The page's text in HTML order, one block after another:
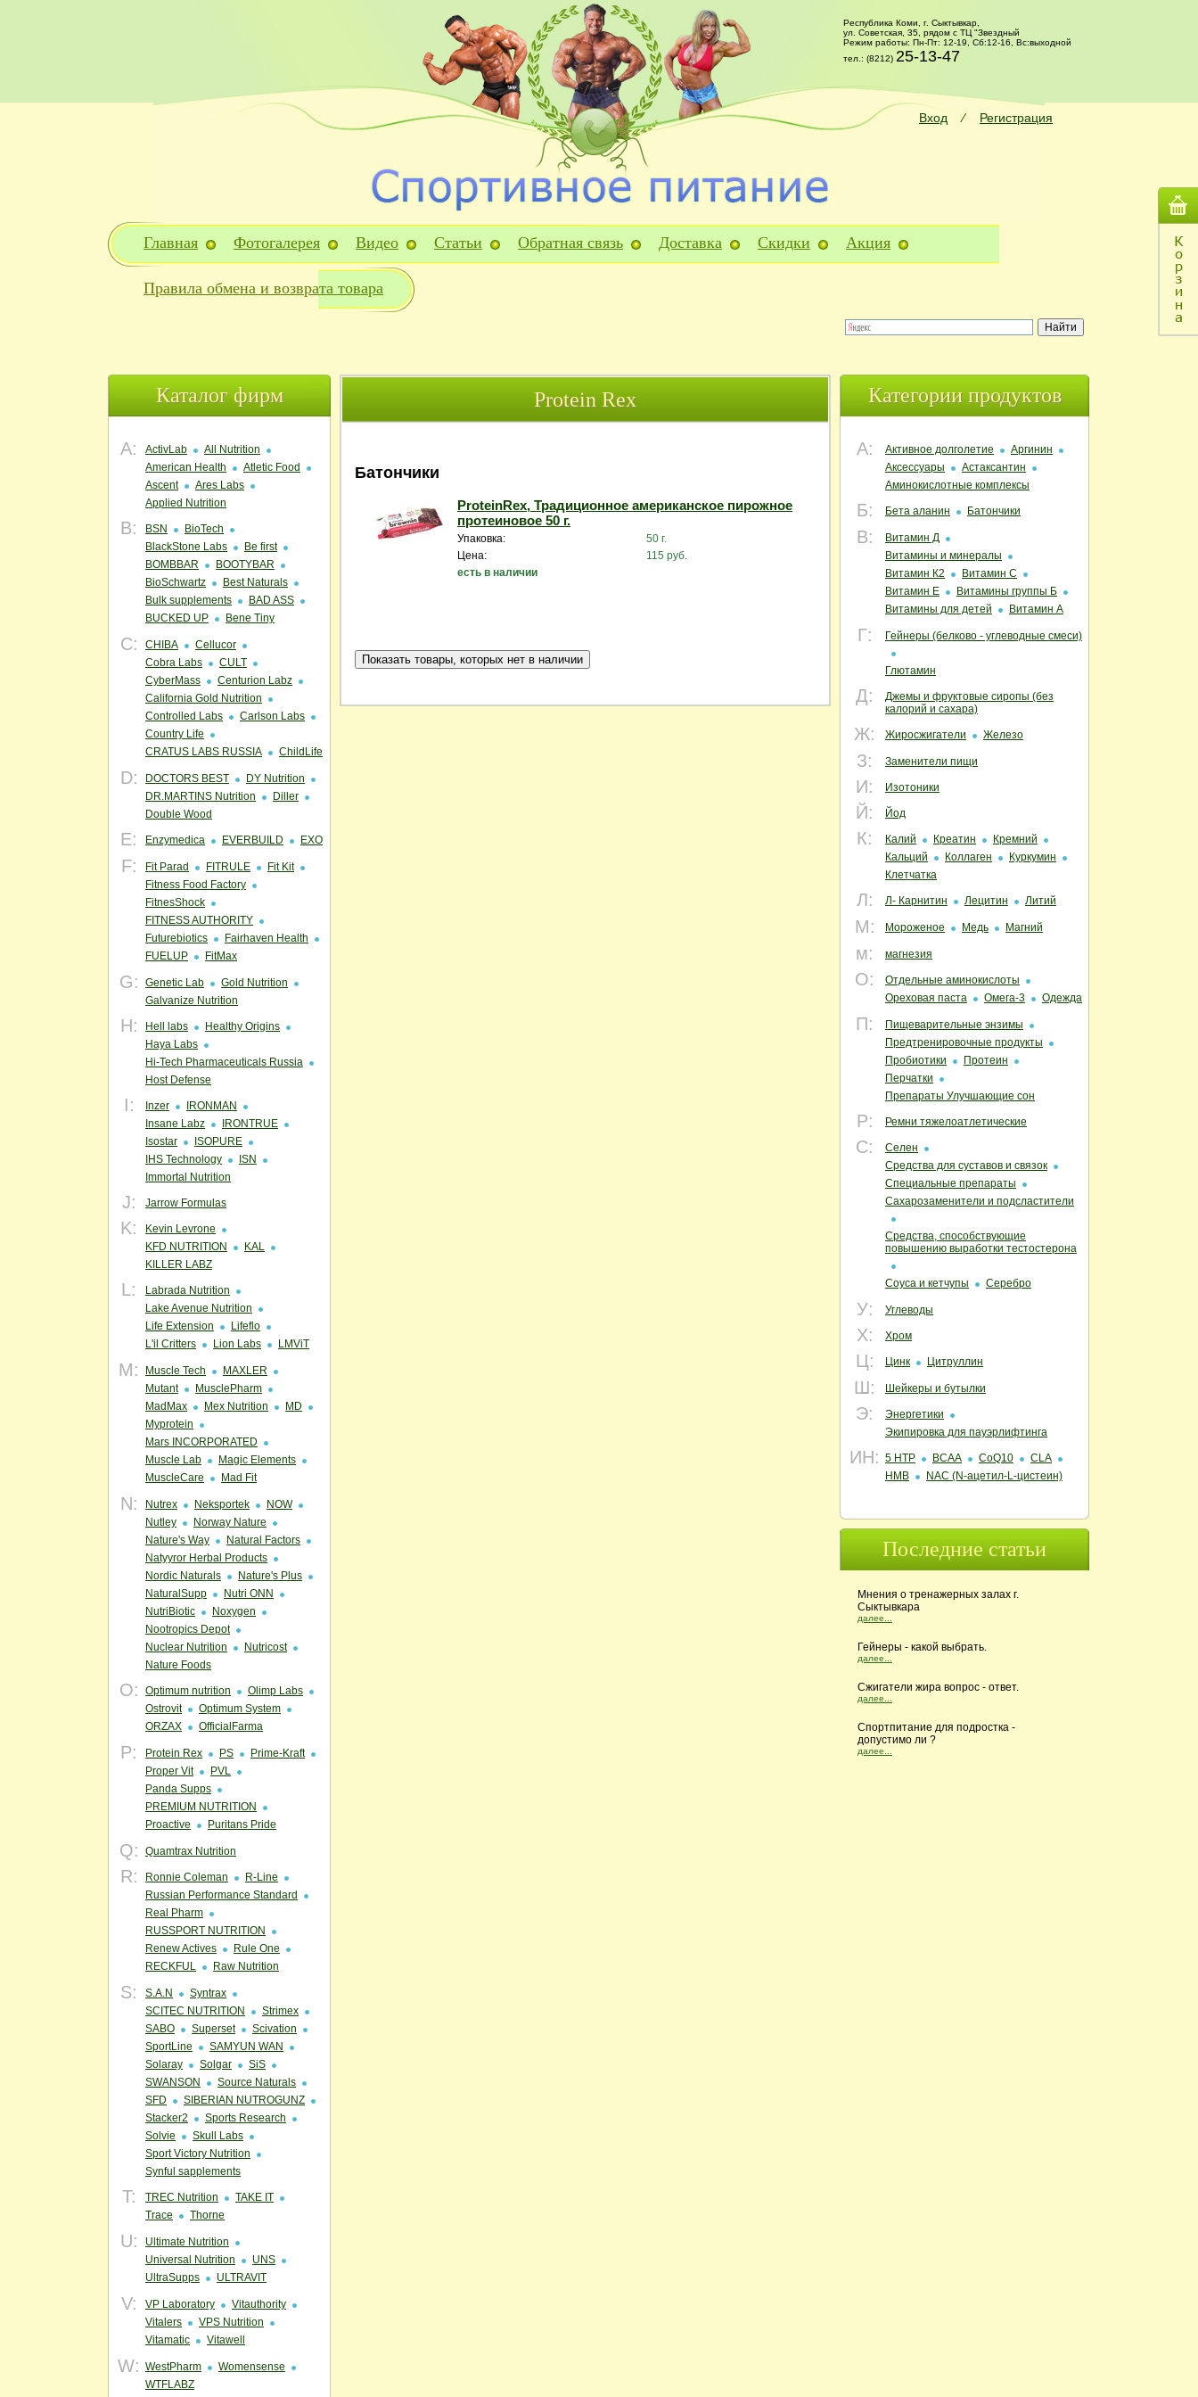
Республика Коми, г. Сыктывкар,
ул. Советская, 35, рядом с ТЦ "Звездный
Режим работы: Пн-Пт: 12-19, Сб:12-16, Вс:выходной
тел.: (8212) 25-13-47
Вход ⁄ Регистрация
Главная Фотогалерея Видео Статьи Обратная связь Доставка Скидки Акция
Правила обмена и возврата товара
Каталог фирм
A: ActivLab
All Nutrition
American Health
Atletic Food
Ascent
Ares Labs
Applied Nutrition
B: BSN
BioTech
BlackStone Labs
Be first
BOMBBAR
BOOTYBAR
BioSchwartz
Best Naturals
Bulk supplements
BAD ASS
BUCKED UP
Bene Tiny
C: CHIBA
Cellucor
Cobra Labs
CULT
CyberMass
Centurion Labz
California Gold Nutrition
Controlled Labs
Carlson Labs
Country Life
CRATUS LABS RUSSIA
ChildLife
D: DOCTORS BEST
DY Nutrition
DR.MARTINS Nutrition
Diller
Double Wood
E: Enzymedica EVERBUILD EXO
F: Fit Parad FITRULE
Fit Kit
Fitness Food Factory
FitnesShock
FITNESS AUTHORITY
Futurebiotics
Fairhaven Health
FUELUP
FitMax
G: Genetic Lab
Gold Nutrition
Galvanize Nutrition
H: Hell labs
Healthy Origins
Haya Labs
Hi-Tech Pharmaceuticals Russia
Host Defense
I: Inzer
IRONMAN
Insane Labz
IRONTRUE
Isostar
ISOPURE
IHS Technology
ISN
Immortal Nutrition
J: Jarrow Formulas
K:
Kevin Levrone
KFD NUTRITION
KAL
KILLER LABZ
L:
Labrada Nutrition
Lake Avenue Nutrition
Life Extension
Lifeflo
L'il Critters
Lion Labs LMViT
M: Muscle Tech
MAXLER
Mutant
MusclePharm
MadMax
Mex Nutrition
MD
Myprotein
Mars INCORPORATED
Muscle Lab
Magic Elements
MuscleCare
Mad Fit
N: Nutrex Neksportek
NOW
Nutley
Norway Nature
Nature's Way
Natural Factors
Natyyror Herbal Products
Nordic Naturals
Nature's Plus
NaturalSupp
Nutri ONN
NutriBiotic
Noxygen
Nootropics Depot
Nuclear Nutrition
Nutricost
Nature Foods
O: Optimum nutrition
Olimp Labs
Ostrovit
Optimum System
ORZAX
OfficialFarma
P: Protein Rex PS
Prime-Kraft
Proper Vit
PVL
Panda Supps
PREMIUM NUTRITION
Proactive
Puritans Pride
Q: Quamtrax Nutrition
R: Ronnie Coleman
R-Line
Russian Performance Standard
Real Pharm
RUSSPORT NUTRITION
Renew Actives
Rule One
RECKFUL
Raw Nutrition
S: S.A.N
Syntrax
SCITEC NUTRITION
Strimex
SABO
Superset
Scivation
SportLine
SAMYUN WAN
Solaray
Solgar
SiS
SWANSON
Source Naturals
SFD
SIBERIAN NUTROGUNZ
Stacker2
Sports Research
Solvie
Skull Labs
Sport Victory Nutrition
Synful sapplements
T: TREC Nutrition
TAKE IT
Trace
Thorne
U:
Ultimate Nutrition
Universal Nutrition
UNS
UltraSupps
ULTRAVIT
V: VP Laboratory
Vitauthority
Vitalers
VPS Nutrition
Vitamatic
Vitawell
W: WestPharm
Womensense
WTFLABZ
Protein Rex
Батончики
ProteinRex, Традиционное американское пирожное
протеиновое 50 г.
Упаковка:
50 г.
Цена:
115 руб.
есть в наличии
Категории продуктов
А: Активное долголетие
Аргинин
Аксессуары
Астаксантин
Аминокислотные комплексы
Б: Бета аланин Батончики
В:
Витамин Д
Витамины и минералы
Витамин К2
Витамин С
Витамин Е
Витамины группы Б
Витамины для детей
Витамин А
Г: Гейнеры (белково - углеводные смеси)
Глютамин
Д:
Джемы и фруктовые сиропы (без
калорий и сахара)
Ж: Жиросжигатели Железо
З: Заменители пищи
И: Изотоники
Й: Йод
К: Калий Креатин
Кремний
Кальций
Коллаген
Куркумин
Клетчатка
Л: Л- Карнитин Лецитин Литий
М: Мороженое Медь Магний
м: магнезия
О:
Отдельные аминокислоты
Ореховая паста
Омега-3 Одежда
П:
Пищеварительные энзимы
Предтренировочные продукты
Пробиотики
Протеин
Перчатки
Препараты Улучшающие сон
Р: Ремни тяжелоатлетические
С:
Селен
Средства для суставов и связок
Специальные препараты
Сахарозаменители и подсластители
Средства, способствующие
повышению выработки тестостерона
Соуса и кетчупы Серебро
У: Углеводы
Х: Хром
Ц: Цинк Цитруллин
Ш: Шейкеры и бутылки
Э:
Энергетики
Экипировка для пауэрлифтинга
ИН: 5 HTP BCAA CoQ10
CLA
HMB
NAC (N‑ацетил‑L‑цистеин)
Последние статьи
Мнения о тренажерных залах г.
Сыктывкара
далее...
Гейнеры - какой выбрать.
далее...
Сжигатели жира вопрос - ответ.
далее...
Cпортпитание для подростка -
допустимо ли ?
далее...